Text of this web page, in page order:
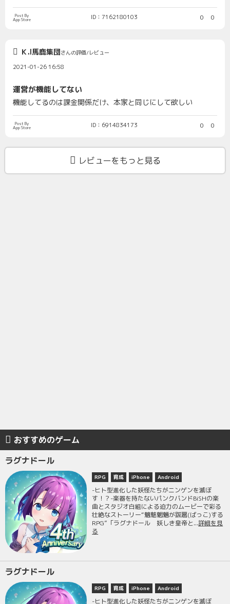
Post By
App Store ID：7162180103 0 0
Ｋ.I馬鹿集団さんの評価/レビュー
2021-01-26 16:58
運営が機能してない
機能してるのは課金関係だけ、本家と同じにして欲しい
Post By
App Store ID：6914834173 0 0
レビューをもっと見る
おすすめのゲーム
ラグナドール
RPG 育成 iPhone Android
-ヒト型進化した妖怪たちがニンゲンを滅ぼ
す！？-楽器を持たないパンクバンドBiSHの楽
曲とスタジオ白組による迫力のムービーで彩る
壮絶なストーリー“魑魅魍魎が跋扈(ばっこ)する
RPG”「ラグナドール 妖しき皇帝と...詳細を見
る
ラグナドール
RPG 育成 iPhone Android
-ヒト型進化した妖怪たちがニンゲンを滅ぼ